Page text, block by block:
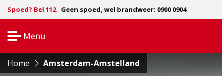
Spoed? Bel 112 Geen spoed, wel brandweer: 0900 0904
Menu
navigatie
Home Amsterdam-Amstelland